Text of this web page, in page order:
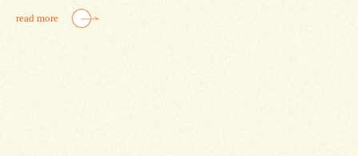
read more